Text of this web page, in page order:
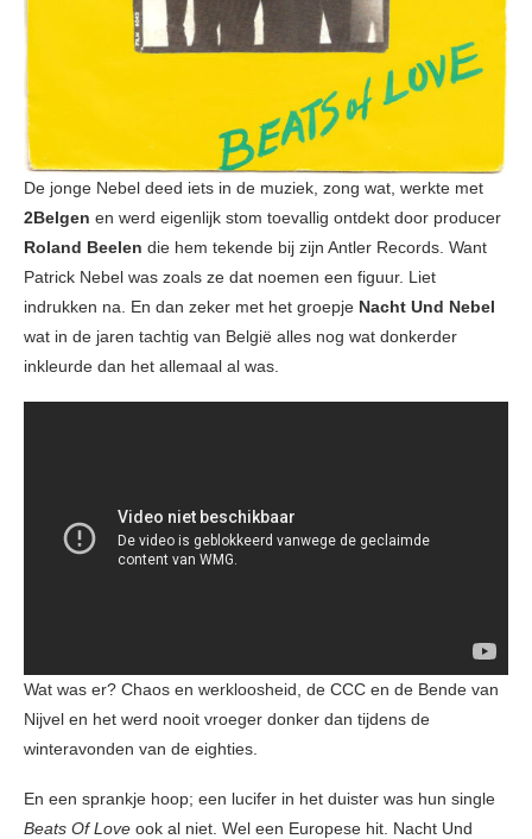
De jonge Nebel deed iets in de muziek, zong wat, werkte met
2Belgen en werd eigenlijk stom toevallig ontdekt door producer
Roland Beelen die hem tekende bij zijn Antler Records. Want
Patrick Nebel was zoals ze dat noemen een figuur. Liet
indrukken na. En dan zeker met het groepje Nacht Und Nebel
wat in de jaren tachtig van België alles nog wat donkerder
inkleurde dan het allemaal al was.
Wat was er? Chaos en werkloosheid, de CCC en de Bende van
Nijvel en het werd nooit vroeger donker dan tijdens de
winteravonden van de eighties.
En een sprankje hoop; een lucifer in het duister was hun single
Beats Of Love ook al niet. Wel een Europese hit. Nacht Und